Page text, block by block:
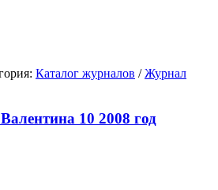
Каталог журналов /Журнал
10 2008 год